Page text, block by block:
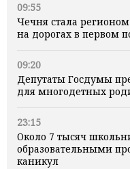
09:55
Чечня стала
на дорогах в первом
09:20
Депутаты Госдумы
для многодетных
23:15
Около 7 тысяч
образовательными
каникул